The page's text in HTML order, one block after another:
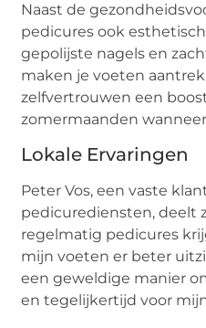
Naast de
pedicures ook
gepolijste nagels en
maken je voeten
zelfvertrouwen een
zomermaanden
Lokale Ervaringen
Peter Vos, een vaste
pedicurediensten, deelt
regelmatig pedicures
mijn voeten er beter
een geweldige manier
en tegelijkertijd voor